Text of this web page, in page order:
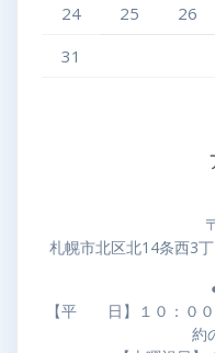
24
25 26
31
札幌市北区北14条西3
【平 日】１０：００
約